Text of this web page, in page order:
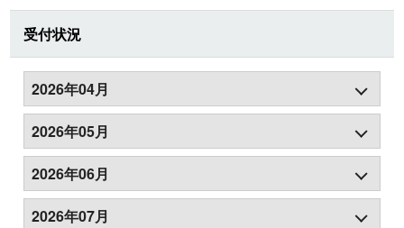
受付状況
2026年04月
2026年05月
2026年06月
2026年07月